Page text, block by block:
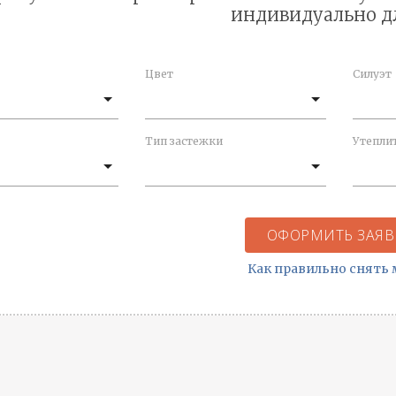
индивидуально
Цвет Силуэт
Тип застежки
ОФОРМИТЬ
Как правильно снять